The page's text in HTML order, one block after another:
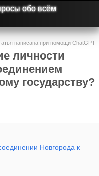
обо всём
написана при помощи ChatGPT
личности
государству?
Новгорода к